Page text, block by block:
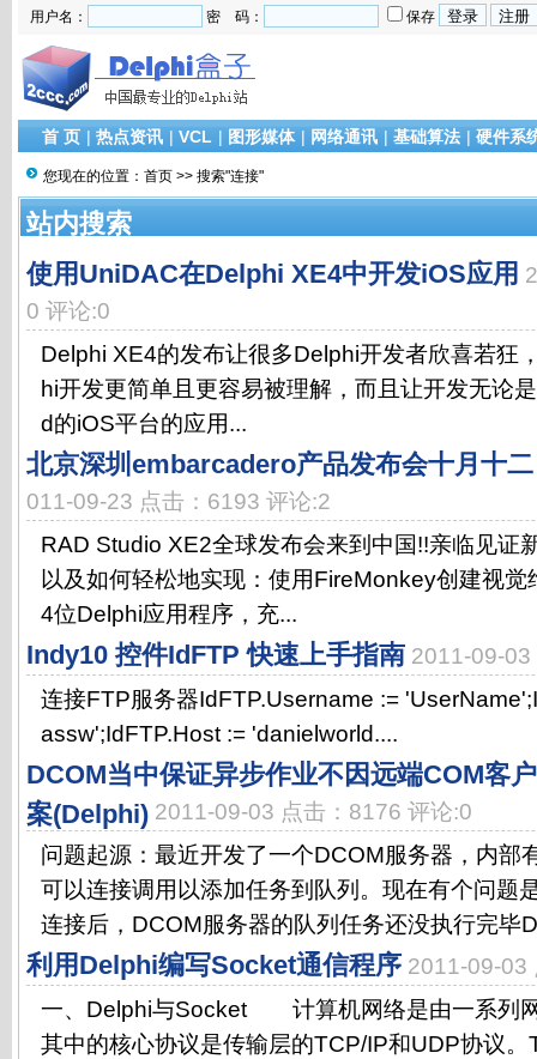
用户名： 密 码： 保存
首 页 | 热点资讯 | VCL | 图形媒体 | 网络通讯 | 基础算法 | 硬件系
您现在的位置： 首页 >> 搜索"连接"
站内搜索
使用UniDAC在Delphi XE4中开发iOS应用
0 评论:0
Delphi XE4的发布让很多Delphi开发者欣喜若狂
hi开发更简单且更容易被理解，而且让开发无论
d的iOS平台的应用...
北京深圳embarcadero产品发布会十月十
011-09-23 点击：6193 评论:2
RAD Studio XE2全球发布会来到中国!!亲临见证
以及如何轻松地实现：使用FireMonkey创建视
4位Delphi应用程序，充...
Indy10 控件IdFTP 快速上手指南 2011-09-
连接FTP服务器IdFTP.Username :=
assw';IdFTP.Host := 'danielworld....
DCOM当中保证异步作业不因远端COM客
案(Delphi) 2011-09-03 点击：8176 评论:0
问题起源：最近开发了一个DCOM服务器，内部
可以连接调用以添加任务到队列。现在有个问题
连接后，DCOM服务器的队列任务还没执行完毕
利用Delphi编写Socket通信程序 2011-09-03
一、Delphi与Socket 计算机网络是由一系列
其中的核心协议是传输层的TCP/IP和UDP协议